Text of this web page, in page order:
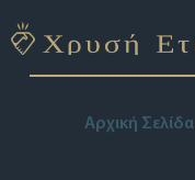
Αρχική Σελίδα